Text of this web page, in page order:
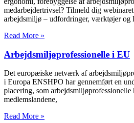
medarbejdertrivsel? Tilmeld dig
arbejdsmiljø – udfordringer, værktøjer og
Read More »
Arbejdsmiljøprofessionelle i EU
Det europæiske netværk af
i Europa ENSHPO har gennemført en
placering, som
medlemslandene,
Read More »